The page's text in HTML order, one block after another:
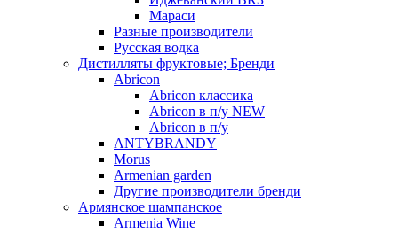
Мараси
Разные производители
Русская водка
Дистилляты фруктовые; Бренди
Abricon
Abricon классика
Abricon в п/у NEW
Abricon в п/у
ANTYBRANDY
Morus
Armenian garden
Другие производители бренди
Армянское шампанское
Armenia Wine